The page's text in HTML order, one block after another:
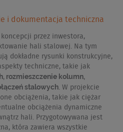
i dokumentacja techniczna
przez inwestora,
hali stalowej. Na tym
dokładne rysunki konstrukcyjne,
techniczne, takie jak
rozmieszczenie kolumn,
stalowych. W projekcie
obciążenia, takie jak ciężar
obciążenia dynamiczne
hali. Przygotowywana jest
która zawiera wszystkie